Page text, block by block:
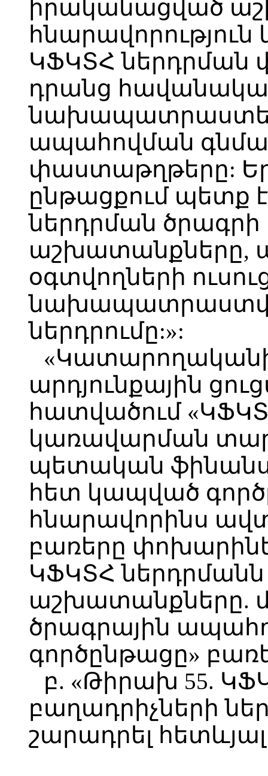
իրականացված
ԿՖԿՏՀ ներդրման
դրանց
նախապատրաստել
ապահովման
փաստաթղթերը:
ընթացքում պետք
ներդրման
աշխատանքները,
օգտվողների
ներդրումը:»:
արդյունքային
հատվածում
կառավարման
պետական
հետ կապված
հնարավորինս
բառերը
ԿՖԿՏՀ
աշխատանքները.
ծրագրային
գործընթացը»
բ. «Թիրախ 55.
բաղադրիչների
շարադրել